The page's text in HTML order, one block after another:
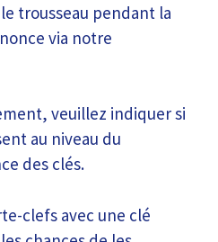
trousseau pendant la
via notre
veuillez indiquer si
au niveau du
des clés.
clefs avec une clé